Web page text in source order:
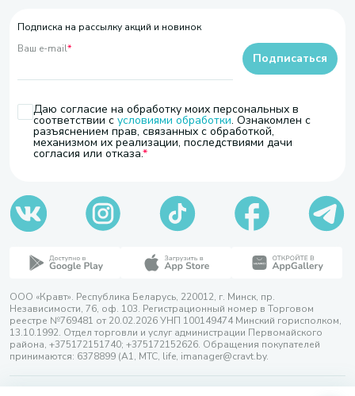
Подписка на рассылку акций и новинок
Ваш e-mail*
Даю согласие на обработку моих персональных в
соответствии с условиями обработки. Ознакомлен с
разъяснением прав, связанных с обработкой,
механизмом их реализации, последствиями дачи
согласия или отказа.
Подписаться
ООО «Кравт». Республика Беларусь, 220012, г. Минск, пр.
Независимости, 76, оф. 103. Регистрационный номер в Торговом
реестре №769481 от 20.02.2026 УНП 100149474 Минский горисполком,
13.10.1992. Отдел торговли и услуг администрации Первомайского
района, +375172151740; +375172152626. Обращения покупателей
принимаются: 6378899 (А1, МТС, life, imanager@cravt.by.